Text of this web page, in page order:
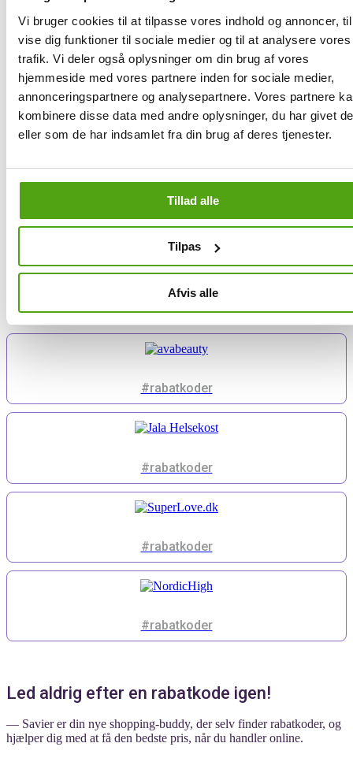
Vi bruger cookies til at tilpasse vores indhold og annoncer,
vise dig funktioner til sociale medier og til at analysere vores
trafik. Vi deler også oplysninger om din brug af vores
hjemmeside med vores partnere inden for sociale medier,
annonceringspartnere og analysepartnere. Vores partnere
kombinere disse data med andre oplysninger, du har givet
eller som de har indsamlet fra din brug af deres tjenester.
Tillad alle
Tilpas
Afvis alle
om du leder efter de nyeste skønhedsprodukter eller bare skal have
genkøbt dine favoritter, så sørger Savier for at finde de bedste
rabatter til dig - helt automatisk. Det eneste du skal gøre er at tilføje
dine ønskede produkter til din kurv, hvorefter Savier hurtigt scanner
nettet for de bedste rabatkoder, tester dem og finder den kode, der
giver dig den største besparelse.
Når den bedste kode er fundet, anvender Savier den direkte i din
indkøbskurv hos LOOKFANTASTIC. Det eneste du skal gøre er et
enkelt klik for at aktivere Savier - herefter sørger Savier for resten.
besværet med selv manuelt at skulle søge og indtaste
kampagnekoder.
Lignende butikker med rabat
#rabatkoder
#rabatkoder
#rabatkoder
#rabatkoder
#rabatkoder
Led aldrig efter en rabatkode igen!
— Savier er din nye shopping-buddy, der selv finder rabatkoder, og
hjælper dig med at få den bedste pris, når du handler online.